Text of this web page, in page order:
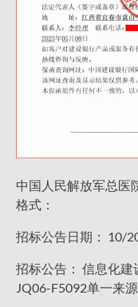
中国人民解放军总医
格式：
招标公告日期： 10/
招标公告： 信息化
JQ06-F5092单一来